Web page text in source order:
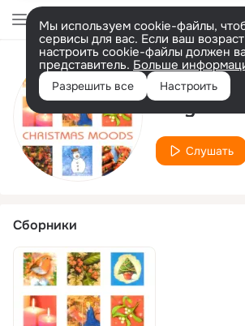
Мы используем cookie-файлы,
сервисы для вас. Если ваш
настроить cookie-файлы должен
представитель. Больше
Разрешить все Настроить
Исполнитель
Слушать
Сборники